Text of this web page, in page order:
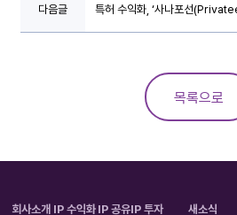
다음글
특허 수익화, ‘사나포선
목록으로
회사소개 IP 수익화 IP 공유IP 투자 새소식